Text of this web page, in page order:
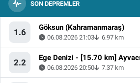
SON DEPREMLER
1.6 Göksun (Kahramanmaraş)
06.08.2026 21:03 6.97 km
2.2 Ege Denizi - [15.70 km]
06.08.2026 20:50 7.37 km